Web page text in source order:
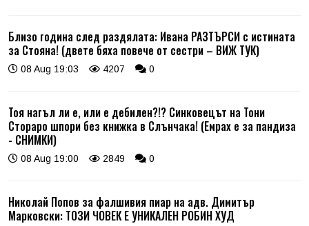
Близо година след раздялата: Ивана РАЗТЪРСИ с истината
за Стояна! (двете бяха повече от сестри – ВИЖ ТУК)
08 Aug 19:03 4207 0
Тоя нагъл ли е, или е дебилен?!? Синковецът на Тони
Стораро шпори без книжка в Слънчака! (Емрах е за пандиза
- СНИМКИ)
08 Aug 19:00 2849 0
Николай Попов за фалшивия пиар на адв. Димитър
Марковски: ТОЗИ ЧОВЕК Е УНИКАЛЕН РОБИН ХУД